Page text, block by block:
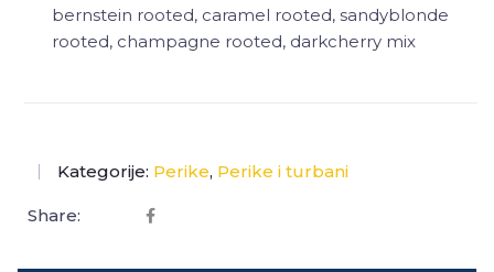
bernstein rooted, caramel rooted, sandyblonde
rooted, champagne rooted, darkcherry mix
Kategorije: Perike, Perike i turbani
Share: